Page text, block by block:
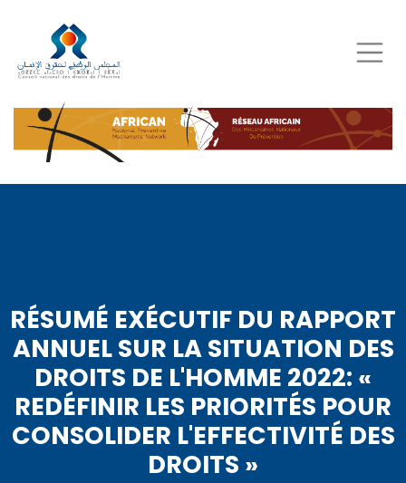
au
contenu
principal
RÉSUMÉ EXÉCUTIF DU RAPPORT
ANNUEL SUR LA SITUATION DES
DROITS DE L'HOMME 2022: «
REDÉFINIR LES PRIORITÉS POUR
CONSOLIDER L'EFFECTIVITÉ DES
DROITS »